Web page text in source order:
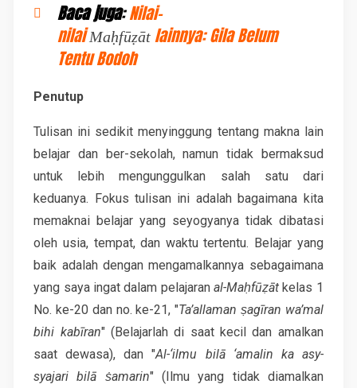
Baca juga:Nilai-
nilaiMaḥfūẓāt lainnya: Gila Belum
Tentu Bodoh
Penutup
Tulisan ini sedikit menyinggung tentang makna lain
belajar dan ber-sekolah, namun tidak bermaksud
untuk lebih mengunggulkan salah satu dari
keduanya. Fokus tulisan ini adalah bagaimana kita
memaknai belajar yang seyogyanya tidak dibatasi
oleh usia, tempat, dan waktu tertentu. Belajar yang
baik adalah dengan mengamalkannya sebagaimana
yang saya ingat dalam pelajaranal-Maḥfūẓāt kelas 1
No. ke-20 dan no. ke-21, "Ta’allaman ṣagīran wa’mal
bihi kabīran" (Belajarlah di saat kecil dan amalkan
saat dewasa), dan "Al-‘ilmu bilā ‘amalin ka asy-
syajari bilā ṡamarin" (Ilmu yang tidak diamalkan